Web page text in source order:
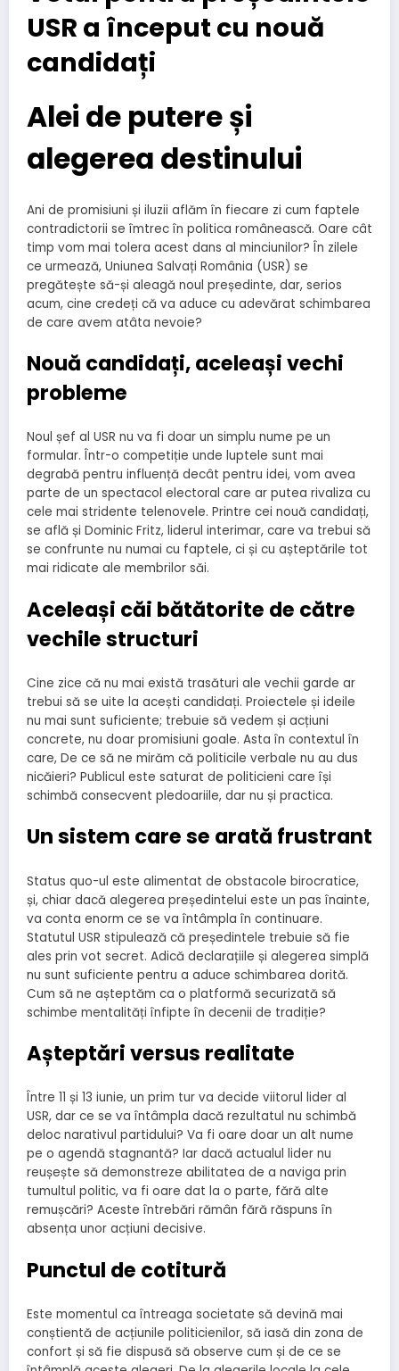
USR a început cu nouă
candidați
Alei de putere și
alegerea destinului
Ani de promisiuni și iluzii aflăm în fiecare zi cum faptele
contradictorii se îmtrec în politica românească. Oare cât
timp vom mai tolera acest dans al minciunilor? În zilele
ce urmează, Uniunea Salvați România (USR) se
pregătește să-și aleagă noul președinte, dar, serios
acum, cine credeți că va aduce cu adevărat schimbarea
de care avem atâta nevoie?
Nouă candidați, aceleași vechi
probleme
Noul șef al USR nu va fi doar un simplu nume pe un
formular. Într-o competiție unde luptele sunt mai
degrabă pentru influență decât pentru idei, vom avea
parte de un spectacol electoral care ar putea rivaliza cu
cele mai stridente telenovele. Printre cei nouă candidați,
se află și Dominic Fritz, liderul interimar, care va trebui să
se confrunte nu numai cu faptele, ci și cu așteptările tot
mai ridicate ale membrilor săi.
Aceleași căi bătătorite de către
vechile structuri
Cine zice că nu mai există trasături ale vechii garde ar
trebui să se uite la acești candidați. Proiectele și ideile
nu mai sunt suficiente; trebuie să vedem și acțiuni
concrete, nu doar promisiuni goale. Asta în contextul în
care, De ce să ne mirăm că politicile verbale nu au dus
nicăieri? Publicul este saturat de politicieni care își
schimbă consecvent pledoariile, dar nu și practica.
Un sistem care se arată frustrant
Status quo-ul este alimentat de obstacole birocratice,
și, chiar dacă alegerea președintelui este un pas înainte,
va conta enorm ce se va întâmpla în continuare.
Statutul USR stipulează că președintele trebuie să fie
ales prin vot secret. Adică declarațiile și alegerea simplă
nu sunt suficiente pentru a aduce schimbarea dorită.
Cum să ne așteptăm ca o platformă securizată să
schimbe mentalități înfipte în decenii de tradiție?
Așteptări versus realitate
Între 11 și 13 iunie, un prim tur va decide viitorul lider al
USR, dar ce se va întâmpla dacă rezultatul nu schimbă
deloc narativul partidului? Va fi oare doar un alt nume
pe o agendă stagnantă? Iar dacă actualul lider nu
reușește să demonstreze abilitatea de a naviga prin
tumultul politic, va fi oare dat la o parte, fără alte
remușcări? Aceste întrebări rămân fără răspuns în
absența unor acțiuni decisive.
Punctul de cotitură
Este momentul ca întreaga societate să devină mai
conștientă de acțiunile politicienilor, să iasă din zona de
confort și să fie dispusă să observe cum și de ce se